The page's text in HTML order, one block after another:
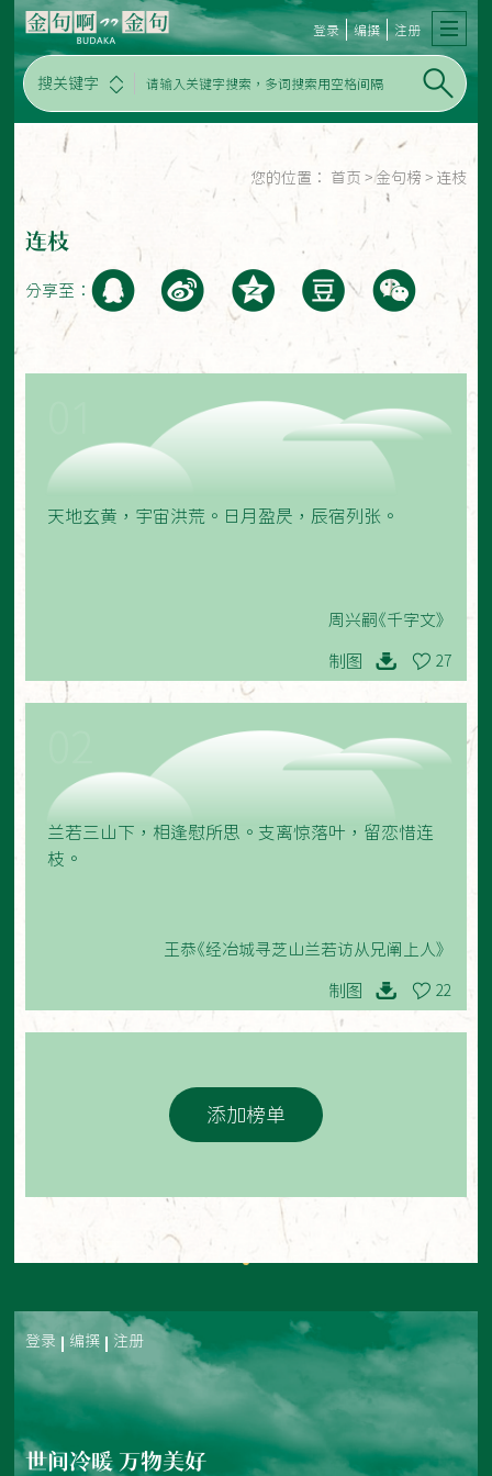
搜关键字
登录 编撰 注册
您的位置： 首页 > 金句榜 > 连枝
连枝
分享至：
天地玄黄，宇宙洪荒。日月盈昃，辰宿列张。
周兴嗣《千字文》
制图 27
兰若三山下，相逢慰所思。支离惊落叶，留恋惜连
枝。
王恭《经冶城寻芝山兰若访从兄阐上人》
制图 22
添加榜单
登录 编撰 注册
世间冷暖 万物美好